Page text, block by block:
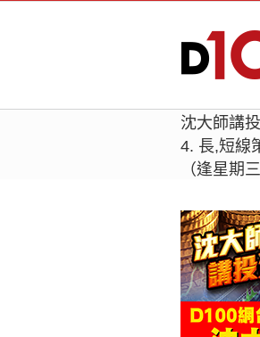
沈大師講
4. 長,短線
（逢星期